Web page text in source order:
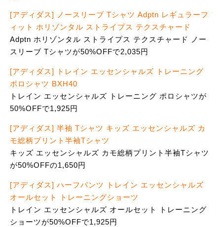
[アディダス] ノースリーブ Tシャツ Adptn レギュラーフ
ィット ホリゾンタル ストライプス テクスチャード
Adptn ホリゾンタル ストライプス テクスチャード ノー
スリーブ Tシャツが50%OFFで2,035円
[アディダス] トレイン エッセンシャルズ トレーニング
ポロシャツ BXH40
トレイン エッセンシャルズ トレーニング ポロシャツが
50%OFFで1,925円
[アディダス] 半袖 Tシャツ キッズ エッセンシャルズ カ
モ総柄プリント半袖Tシャツ
キッズ エッセンシャルズ カモ総柄プリント半袖Tシャツ
が50%OFFの1,650円
[アディダス] ハーフパンツ トレイン エッセンシャルズ
オールセット トレーニングショーツ
トレイン エッセンシャルズ オールセット トレーニング
ショーツが50%OFFで1,925円